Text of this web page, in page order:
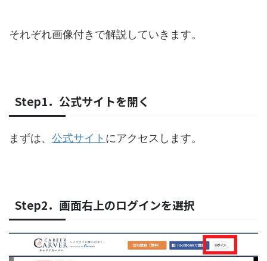
それぞれ画像付きで解説していきます。
Step1．公式サイトを開く
まずは、 公式サイト にアクセスします。
Step2．画面右上のログインを選択